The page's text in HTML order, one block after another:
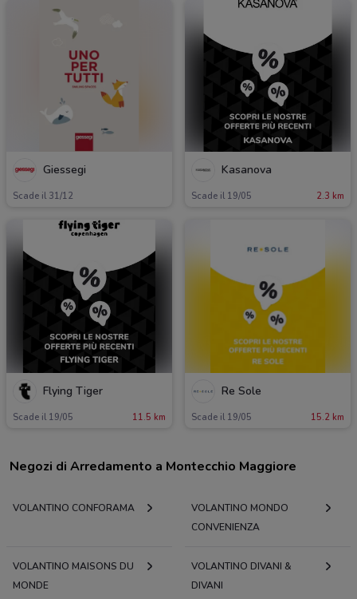
Giessegi
Scade il 31/12
Kasanova
Scade il 19/05 2.3 km
Flying Tiger
Scade il 19/05 11.5 km
Re Sole
Scade il 19/05 15.2 km
Negozi di Arredamento a Montecchio Maggiore
VOLANTINO CONFORAMA
VOLANTINO MONDO
CONVENIENZA
VOLANTINO MAISONS DU
MONDE
VOLANTINO DIVANI &
DIVANI